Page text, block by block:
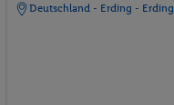
Deutschland - Erding - Erding